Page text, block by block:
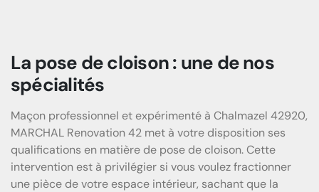
La pose de cloison : une de nos
spécialités
Maçon professionnel et expérimenté à Chalmazel 42920,
MARCHAL Renovation 42 met à votre disposition ses
qualifications en matière de pose de cloison. Cette
intervention est à privilégier si vous voulez fractionner
une pièce de votre espace intérieur, sachant que la